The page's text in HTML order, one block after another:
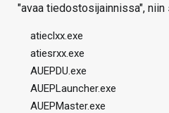
"avaa tiedostosijainnissa", niin
atieclxx.exe
atiesrxx.exe
AUEPDU.exe
AUEPLauncher.exe
AUEPMaster.exe